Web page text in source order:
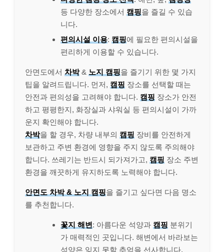
등 다양한 장소에서 캠핑을 즐길 수 있습
니다.
편의시설 이용: 캠핑에 필요한 편의시설을
편리하게 이용할 수 있습니다.
안면도에서 차박& 노지 캠핑을 즐기기 위한 몇 가지
팁을 알려드립니다. 먼저, 캠핑 장소를 선택할 때는
안전과 편의성을 고려해야 합니다. 캠핑 장소가 안전
하고 평평한지, 화장실과 샤워실 등 편의시설이 가까
운지 확인해야 합니다.
차박을 할 경우, 차량 내부의 캠핑 장비를 안전하게
보관하고 주변 환경에 영향을 주지 않도록 주의해야
합니다. 쓰레기는 반드시 되가져가고, 캠핑 장소 주변
환경을 깨끗하게 유지하도록 노력해야 합니다.
안면도 차박 & 노지 캠핑을 즐기고 싶다면 다음 명소
를 추천합니다.
꽃지 해변: 아름다운 석양과 캠핑 분위기
가 매력적인 곳입니다. 해변에서 바라보는
석양은 잊지 못할 추억을 선사합니다.